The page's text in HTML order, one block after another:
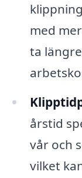
med
ta
årstid
vår och
vilket